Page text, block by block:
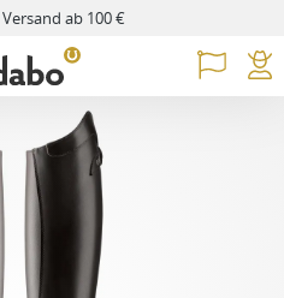
Versand ab 100 €